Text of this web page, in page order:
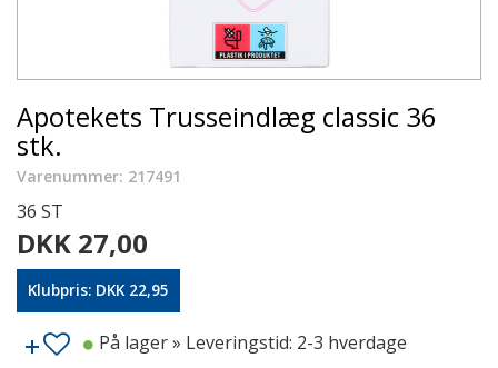
Apotekets Trusseindlæg classic 36
stk.
Varenummer: 217491
36 ST
DKK 27,00
Klubpris: DKK 22,95
På lager» Leveringstid: 2-3 hverdage